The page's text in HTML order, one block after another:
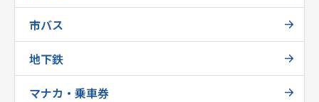
市バス
地下鉄
マナカ・乗車券